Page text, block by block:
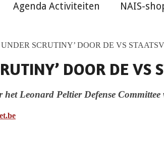
Agenda Activiteiten NAIS-
UNDER SCRUTINY’ DOOR DE VS
DOOR DE VS
Leonard Peltier Defense